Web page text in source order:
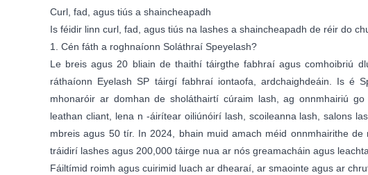
Curl, fad, agus tiús a shaincheapadh
Is féidir linn curl, fad, agus tiús na lashes a shaincheapadh de réir do
1. Cén fáth a roghnaíonn Soláthraí Speyelash?
Le breis agus 20 bliain de thaithí táirgthe fabhraí agus comhoibriú
ráthaíonn Eyelash SP táirgí fabhraí iontaofa, ardchaighdeáin. Is é
mhonaróir ar domhan de sholáthairtí cúraim lash, ag onnmhairiú
leathan cliant, lena n -áirítear oiliúnóirí lash, scoileanna lash, salons
mbreis agus 50 tír. In 2024, bhain muid amach méid onnmhairithe de
tráidirí lashes agus 200,000 táirge nua ar nós greamacháin agus
Fáiltímid roimh agus cuirimid luach ar dhearaí, ar smaointe agus ar